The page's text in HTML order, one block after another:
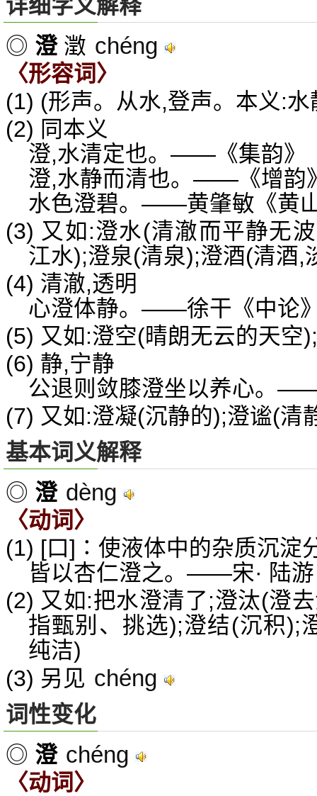
详细字义解释
◎ 澄澂 chéng
〈形容词〉
(1) (形声。从水,登声。本义:水
(2) 同本义
澄,水清定也。——《集韵》
澄,水静而清也。——《增韵
水色澄碧。——黄肇敏《黄
(3) 又如:澄水(清澈而平静无
江水);澄泉(清泉);澄酒(清酒,
(4) 清澈,透明
心澄体静。——徐干《中论
(5) 又如:澄空(晴朗无云的天空
(6) 静,宁静
公退则敛膝澄坐以养心。
(7) 又如:澄凝(沉静的);澄谧(清
基本词义解释
◎ 澄 dèng
〈动词〉
(1) [口]∶使液体中的杂质沉淀
皆以杏仁澄之。——宋· 陆
(2) 又如:把水澄清了;澄汰(澄
指甄别、挑选);澄结(沉积);
纯洁)
(3) 另见 chéng
词性变化
◎ 澄 chéng
〈动词〉